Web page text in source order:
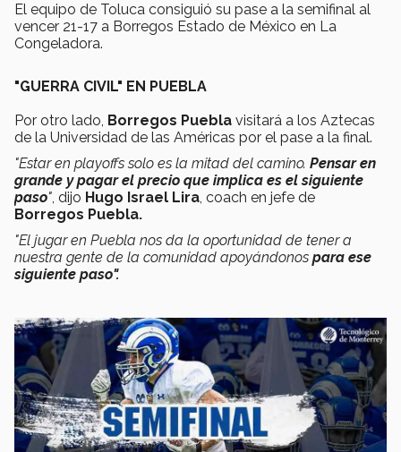
El equipo de Toluca consiguió su pase a la semifinal al
vencer 21-17 a Borregos Estado de México en La
Congeladora.
"GUERRA CIVIL" EN PUEBLA
Por otro lado, Borregos Puebla visitará a los Aztecas
de la Universidad de las Américas por el pase a la final.
"Estar en playoffs solo es la mitad del camino. Pensar en
grande y pagar el precio que implica es el siguiente
paso", dijo Hugo Israel Lira, coach en jefe de
Borregos Puebla.
"El jugar en Puebla nos da la oportunidad de tener a
nuestra gente de la comunidad apoyándonos para ese
siguiente paso".